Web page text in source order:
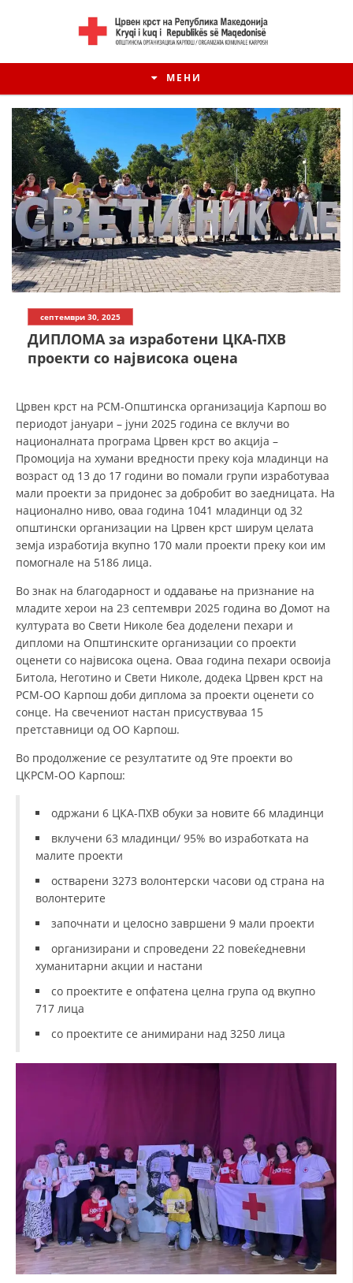
МЕНИ
ПРИРАЧНИЦИ
СТРАТЕГИИ
ЕДУКАТИВНО ИНФОРМАТИВНИ МАТЕРИЈАЛИ
ПОСТЕРИ
септември 30, 2025
ДИПЛОМА за изработени ЦКА-ПХВ
проекти со највисока оцена
Црвен крст на РСМ-Општинска организација Карпош во
периодот јануари – јуни 2025 година се вклучи во
националната програма Црвен крст во акција –
Промоција на хумани вредности преку која младинци на
возраст од 13 до 17 години во помали групи изработуваа
мали проекти за придонес за добробит во заедницата. На
национално ниво, оваа година 1041 младинци од 32
општински организации на Црвен крст ширум целата
земја изработија вкупно 170 мали проекти преку кои им
помогнале на 5186 лица.
Во знак на благодарност и оддавање на признание на
младите херои на 23 септември 2025 година во Домот на
културата во Свети Николе беа доделени пехари и
дипломи на Општинските организации со проекти
оценети со највисока оцена. Оваа година пехари освоија
Битола, Неготино и Свети Николе, додека Црвен крст на
РСМ-ОО Карпош доби диплома за проекти оценети со
сонце. На свечениот настан присуствуваа 15
претставници од ОО Карпош.
Во продолжение се резултатите од 9те проекти во
ЦКРСМ-ОО Карпош:
одржани 6 ЦКА-ПХВ обуки за новите 66 младинци
вклучени 63 младинци/ 95% во изработката на
малите проекти
остварени 3273 волонтерски часови од страна на
волонтерите
започнати и целосно завршени 9 мали проекти
организирани и спроведени 22 повеќедневни
хуманитарни акции и настани
со проектите е опфатена целна група од вкупно
717 лица
со проектите се анимирани над 3250 лица